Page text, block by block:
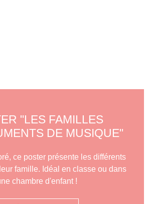
"LES FAMILLES
DE MUSIQUE"
ce poster présente les différents
famille. Idéal en classe ou dans
chambre d'enfant !